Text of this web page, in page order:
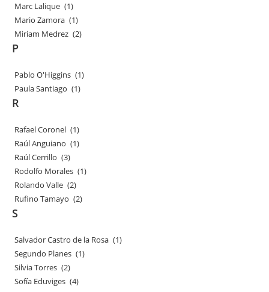
Marc Lalique (1)
Mario Zamora (1)
Miriam Medrez (2)
P
Pablo O'Higgins (1)
Paula Santiago (1)
R
Rafael Coronel (1)
Raúl Anguiano (1)
Raúl Cerrillo (3)
Rodolfo Morales (1)
Rolando Valle (2)
Rufino Tamayo (2)
S
Salvador Castro de la Rosa (1)
Segundo Planes (1)
Silvia Torres (2)
Sofía Eduviges (4)